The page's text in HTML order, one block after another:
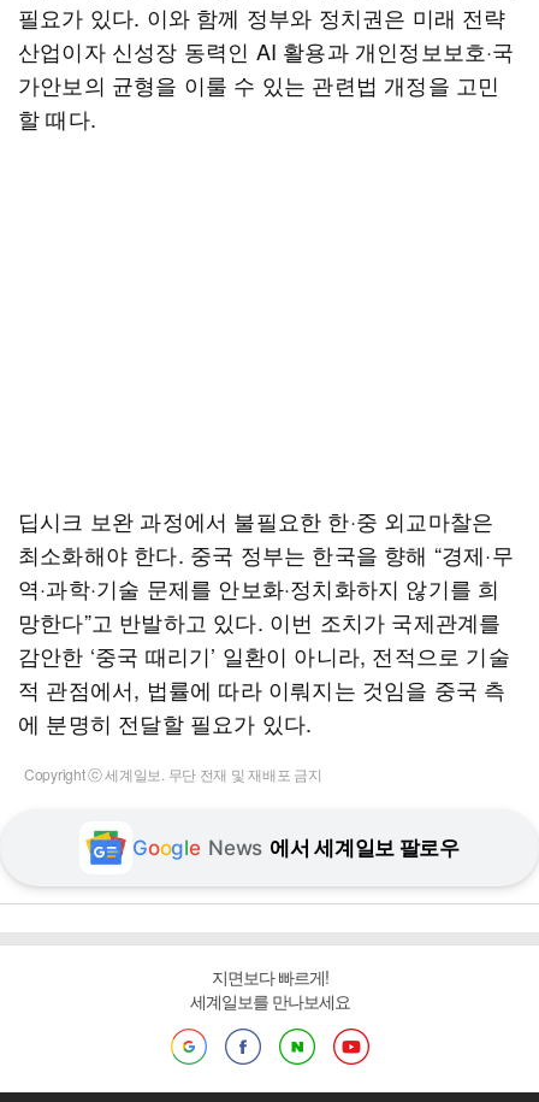
필요가 있다. 이와 함께 정부와 정치권은 미래 전략
산업이자 신성장 동력인 AI 활용과 개인정보보호·국
가안보의 균형을 이룰 수 있는 관련법 개정을 고민
할 때다.
딥시크 보완 과정에서 불필요한 한·중 외교마찰은
최소화해야 한다. 중국 정부는 한국을 향해 “경제·무
역·과학·기술 문제를 안보화·정치화하지 않기를 희
망한다”고 반발하고 있다. 이번 조치가 국제관계를
감안한 ‘중국 때리기’ 일환이 아니라, 전적으로 기술
적 관점에서, 법률에 따라 이뤄지는 것임을 중국 측
에 분명히 전달할 필요가 있다.
Copyright ⓒ 세계일보. 무단 전재 및 재배포 금지
Google News 에서 세계일보 팔로우
지면보다 빠르게!
세계일보를 만나보세요